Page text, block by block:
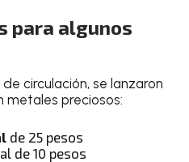
para algunos
circulación, se lanzaron
metales preciosos:
de 25 pesos
de 10 pesos